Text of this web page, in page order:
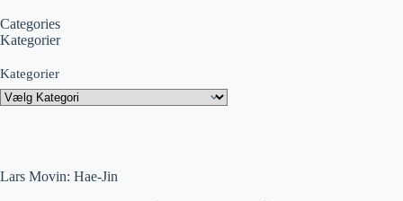
Lars Movin: Hae-Jin
Categories
Kategorier
Kategorier